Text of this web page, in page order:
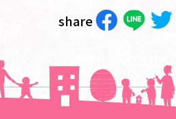
share
次の記事へ＞＞